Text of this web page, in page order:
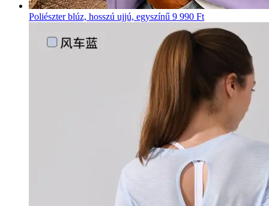
Poliészter blúz, hosszú ujjú, egyszínű 9 990 Ft